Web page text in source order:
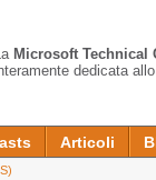
Microsoft Technical
dedicata
Articoli